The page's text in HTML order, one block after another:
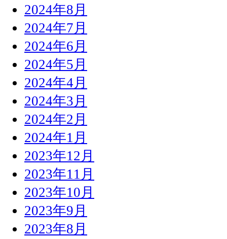
2024年8月
2024年7月
2024年6月
2024年5月
2024年4月
2024年3月
2024年2月
2024年1月
2023年12月
2023年11月
2023年10月
2023年9月
2023年8月